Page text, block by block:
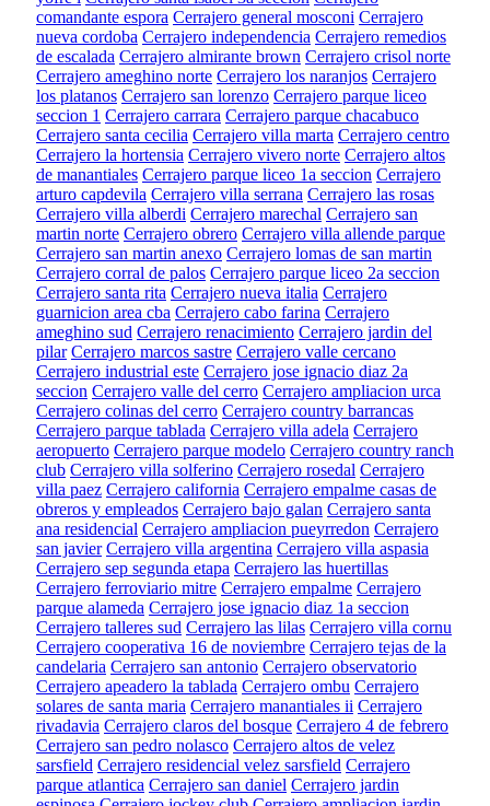
comandante espora Cerrajero general mosconi Cerrajero
nueva cordoba Cerrajero independencia Cerrajero remedios
de escalada Cerrajero almirante brown Cerrajero crisol norte
Cerrajero ameghino norte Cerrajero los naranjos Cerrajero
los platanos Cerrajero san lorenzo Cerrajero parque liceo
seccion 1 Cerrajero carrara Cerrajero parque chacabuco
Cerrajero santa cecilia Cerrajero villa marta Cerrajero centro
Cerrajero la hortensia Cerrajero vivero norte Cerrajero altos
de manantiales Cerrajero parque liceo 1a seccion Cerrajero
arturo capdevila Cerrajero villa serrana Cerrajero las rosas
Cerrajero villa alberdi Cerrajero marechal Cerrajero san
martin norte Cerrajero obrero Cerrajero villa allende parque
Cerrajero san martin anexo Cerrajero lomas de san martin
Cerrajero corral de palos Cerrajero parque liceo 2a seccion
Cerrajero santa rita Cerrajero nueva italia Cerrajero
guarnicion area cba Cerrajero cabo farina Cerrajero
ameghino sud Cerrajero renacimiento Cerrajero jardin del
pilar Cerrajero marcos sastre Cerrajero valle cercano
Cerrajero industrial este Cerrajero jose ignacio diaz 2a
seccion Cerrajero valle del cerro Cerrajero ampliacion urca
Cerrajero colinas del cerro Cerrajero country barrancas
Cerrajero parque tablada Cerrajero villa adela Cerrajero
aeropuerto Cerrajero parque modelo Cerrajero country ranch
club Cerrajero villa solferino Cerrajero rosedal Cerrajero
villa paez Cerrajero california Cerrajero empalme casas de
obreros y empleados Cerrajero bajo galan Cerrajero santa
ana residencial Cerrajero ampliacion pueyrredon Cerrajero
san javier Cerrajero villa argentina Cerrajero villa aspasia
Cerrajero sep segunda etapa Cerrajero las huertillas
Cerrajero ferroviario mitre Cerrajero empalme Cerrajero
parque alameda Cerrajero jose ignacio diaz 1a seccion
Cerrajero talleres sud Cerrajero las lilas Cerrajero villa cornu
Cerrajero cooperativa 16 de noviembre Cerrajero tejas de la
candelaria Cerrajero san antonio Cerrajero observatorio
Cerrajero apeadero la tablada Cerrajero ombu Cerrajero
solares de santa maria Cerrajero manantiales ii Cerrajero
rivadavia Cerrajero claros del bosque Cerrajero 4 de febrero
Cerrajero san pedro nolasco Cerrajero altos de velez
sarsfield Cerrajero residencial velez sarsfield Cerrajero
parque atlantica Cerrajero san daniel Cerrajero jardin